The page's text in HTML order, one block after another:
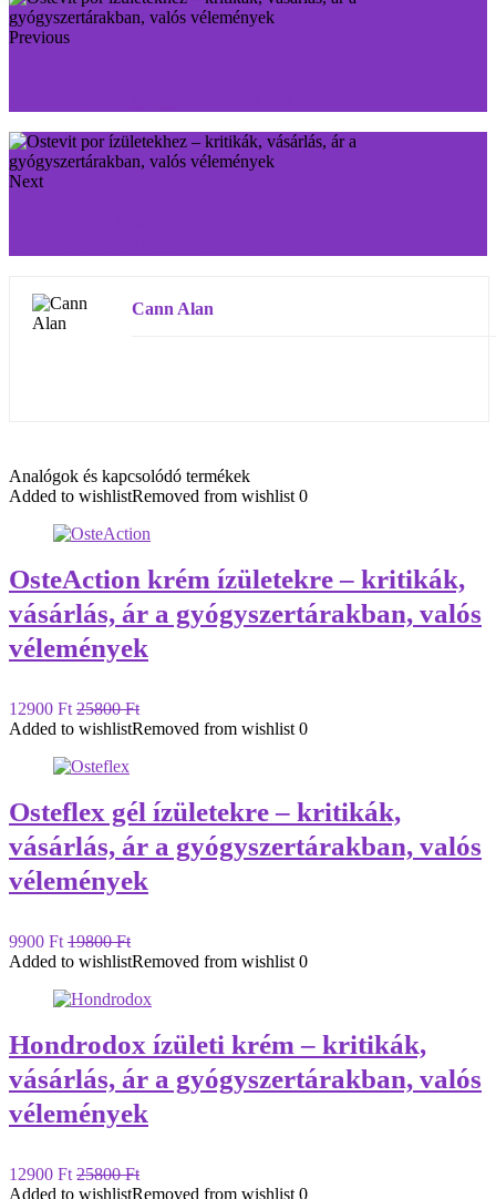
Previous
Next
Cann Alan
Analógok és kapcsolódó termékek
Added to wishlistRemoved from wishlist 0
OsteAction krém ízületekre – kritikák,
vásárlás, ár a gyógyszertárakban, valós
vélemények
12900 Ft 25800 Ft
Added to wishlistRemoved from wishlist 0
Osteflex gél ízületekre – kritikák,
vásárlás, ár a gyógyszertárakban, valós
vélemények
9900 Ft 19800 Ft
Added to wishlistRemoved from wishlist 0
Hondrodox ízületi krém – kritikák,
vásárlás, ár a gyógyszertárakban, valós
vélemények
12900 Ft 25800 Ft
Added to wishlistRemoved from wishlist 0